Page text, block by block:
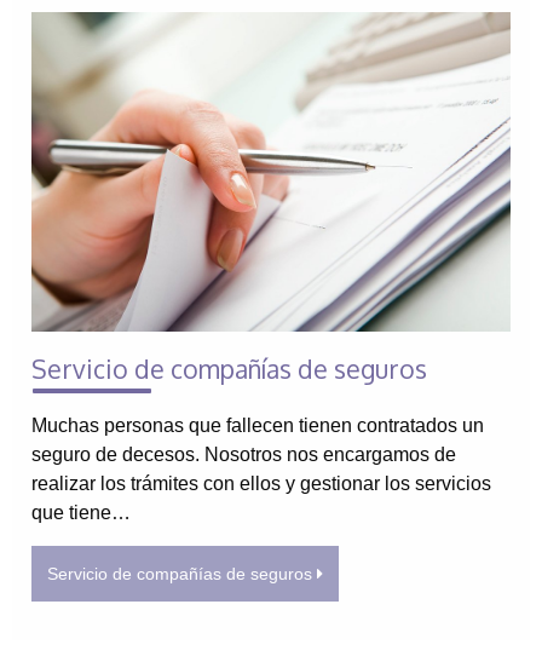
Servicio de compañías de seguros
Muchas personas que fallecen tienen contratados un
seguro de decesos. Nosotros nos encargamos de
realizar los trámites con ellos y gestionar los servicios
que tiene…
Servicio de compañías de seguros